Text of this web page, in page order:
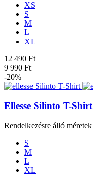
XS
S
M
L
XL
12 490 Ft
9 990 Ft
-20%
Ellesse Silinto T-Shirt
Rendelkezésre álló méretek
S
M
L
XL